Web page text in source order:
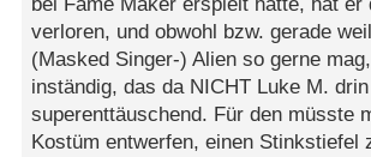
verloren, und obwohl bzw. gerade
(Masked Singer-) Alien so gerne
inständig, das da NICHT Luke M.
superenttäuschend. Für den müsste
Kostüm entwerfen, einen Stinkstiefel